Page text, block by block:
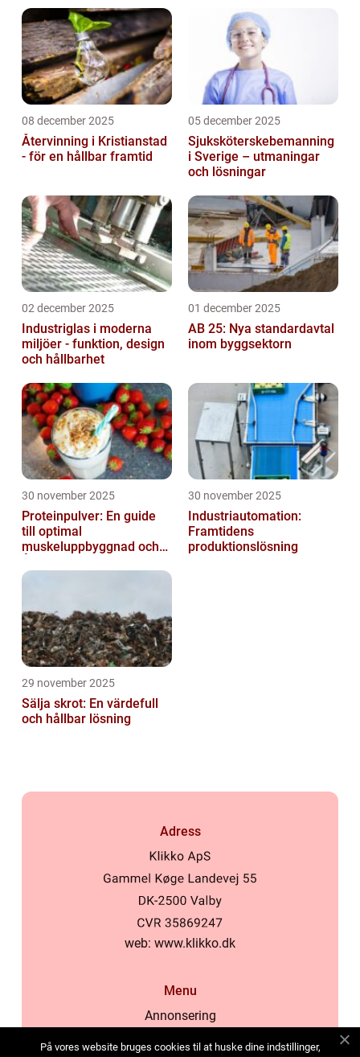
08 december 2025
Återvinning i Kristianstad
- för en hållbar framtid
05 december 2025
Sjuksköterskebemanning
i Sverige – utmaningar
och lösningar
02 december 2025
Industriglas i moderna
miljöer - funktion, design
och hållbarhet
01 december 2025
AB 25: Nya standardavtal
inom byggsektorn
30 november 2025
Proteinpulver: En guide
till optimal
muskeluppbyggnad och
30 november 2025
Industriautomation:
Framtidens
produktionslösning
29 november 2025
Sälja skrot: En värdefull
och hållbar lösning
Adress
web: www.klikko.dk
Menu
Annonsering
På vores website bruges cookies til at huske dine indstillinger,